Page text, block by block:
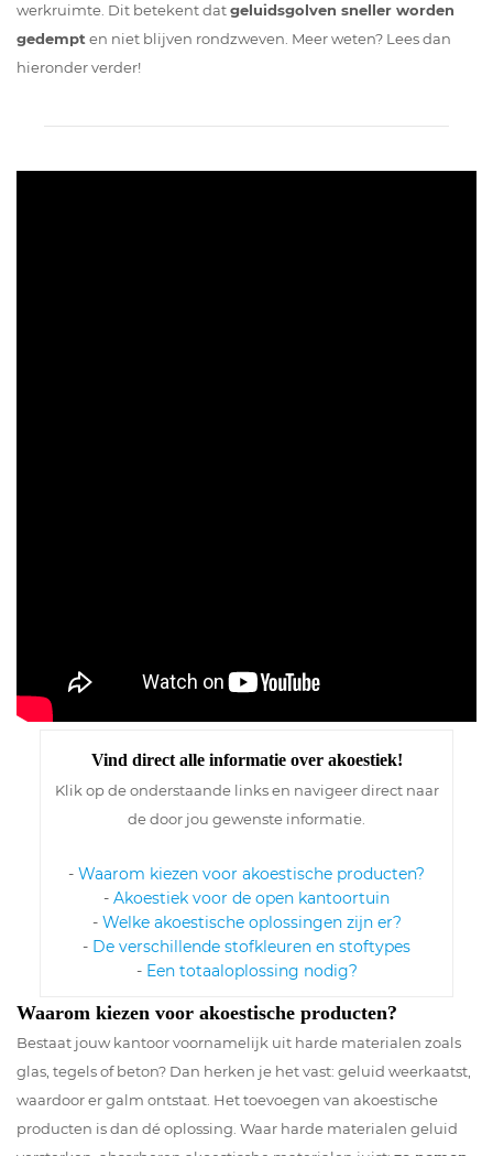
werkruimte. Dit betekent datgeluidsgolven sneller worden
gedempten niet blijven rondzweven. Meer weten? Lees dan
hieronder verder!
Vind direct alle informatie over akoestiek!
Klik op de onderstaande links en navigeer direct naar
de door jou gewenste informatie.
- Waarom kiezen voor akoestische producten?
- Akoestiek voor de open kantoortuin
- Welke akoestische oplossingen zijn er?
- De verschillende stofkleuren en stoftypes
- Een totaaloplossing nodig?
Waarom kiezen voor akoestische producten?
Bestaat jouw kantoor voornamelijk uit harde materialen zoals
glas, tegels of beton? Dan herken je het vast: geluid weerkaatst,
waardoor er galm ontstaat. Het toevoegen van akoestische
producten is dan dé oplossing. Waar harde materialen geluid